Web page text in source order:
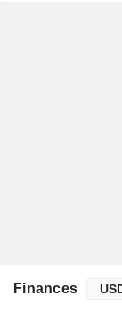
Finances